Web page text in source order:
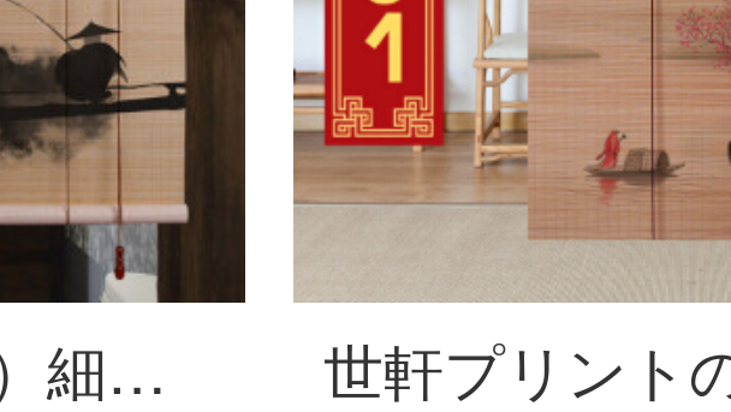
世軒（SHIXUAN）細糸の竹のカーテンを巻き、中国風の復古屏風のカーテンを仕切ります。玄関レストランの家庭用カーテンを掛けます。